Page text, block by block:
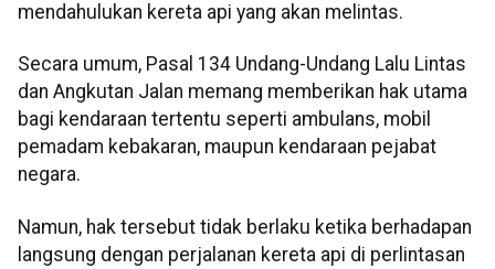
mendahulukan kereta api yang akan melintas.
Secara umum, Pasal 134 Undang-Undang Lalu Lintas
dan Angkutan Jalan memang memberikan hak utama
bagi kendaraan tertentu seperti ambulans, mobil
pemadam kebakaran, maupun kendaraan pejabat
negara.
Namun, hak tersebut tidak berlaku ketika berhadapan
langsung dengan perjalanan kereta api di perlintasan